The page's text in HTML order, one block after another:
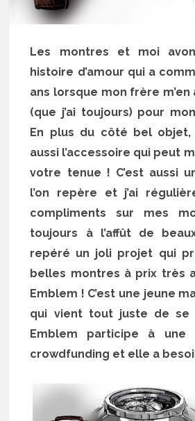
Les montres et moi
histoire d’amour qui a
ans lorsque mon frère
(que j’ai toujours) pour
En plus du côté bel
aussi l’accessoire qui peut
votre tenue ! C’est aussi
l’on repère et j’ai
compliments sur mes
toujours à l’affût de
repéré un joli projet qui
belles montres à prix très
Emblem ! C’est une jeune
qui vient tout juste de se
Emblem participe à une
crowdfunding et elle a